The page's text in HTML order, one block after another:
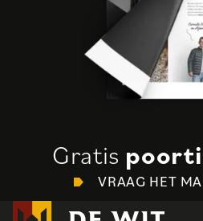
Gratis
VRAAG HET